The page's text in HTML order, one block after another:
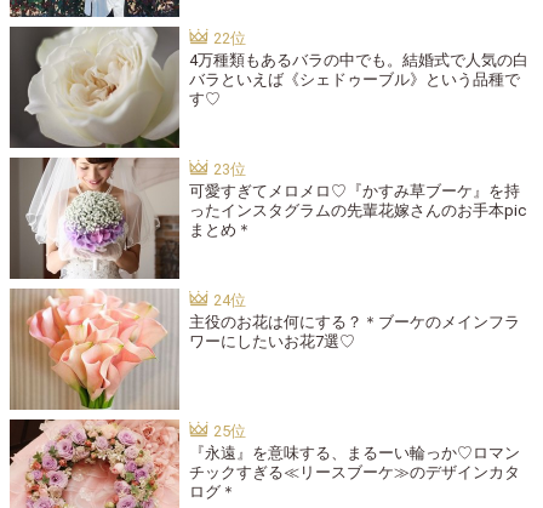
4万種類もあるバラの中でも。結婚式で人気の白
バラといえば《シェドゥーブル》という品種で
す♡
可愛すぎてメロメロ♡『かすみ草ブーケ』を持
ったインスタグラムの先輩花嫁さんのお手本pic
まとめ＊
主役のお花は何にする？＊ブーケのメインフラ
ワーにしたいお花7選♡
『永遠』を意味する、まるーい輪っか♡ロマン
チックすぎる≪リースブーケ≫のデザインカタ
ログ＊